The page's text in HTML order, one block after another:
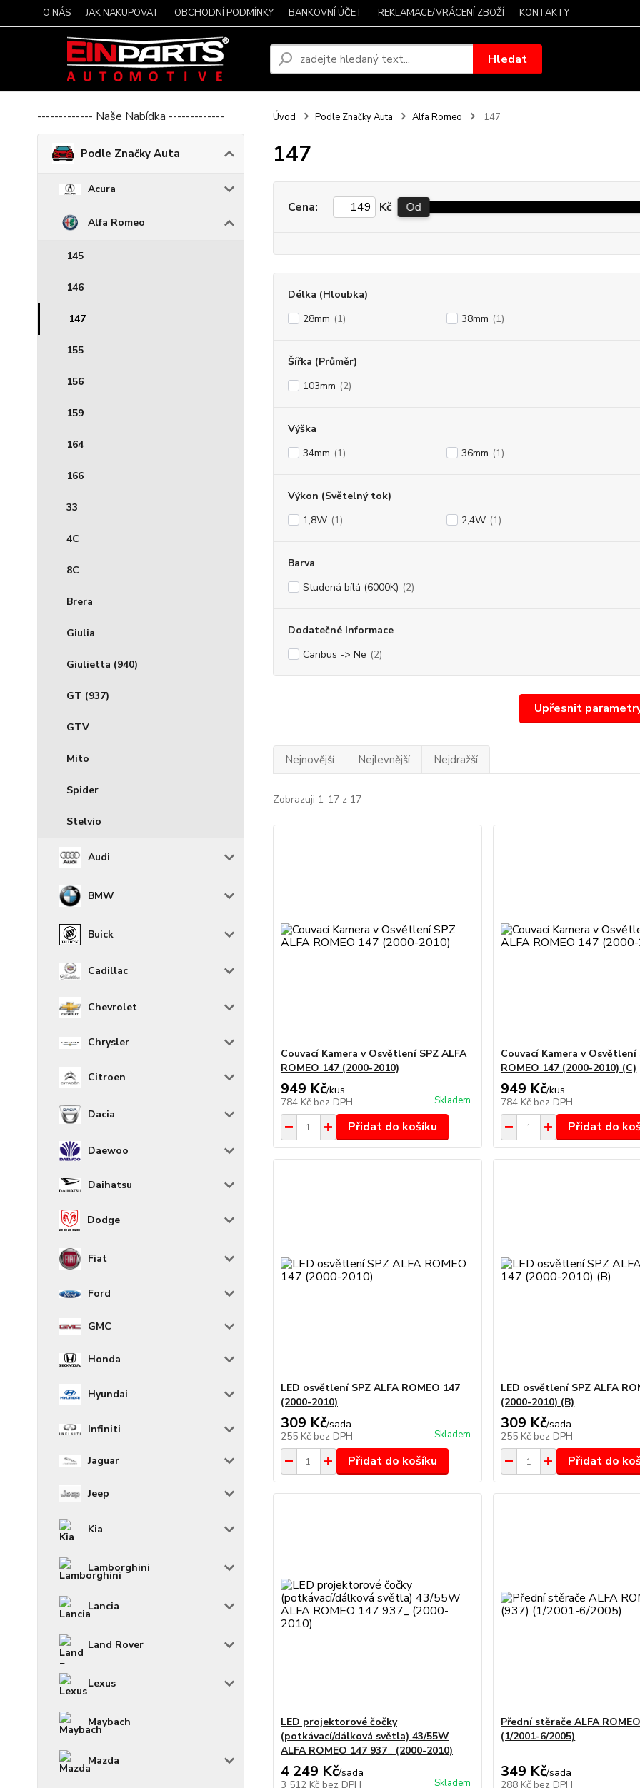
O NÁS JAK NAKUPOVAT OBCHODNÍ PODMÍNKY BANKOVNÍ ÚČET REKLAMACE/VRÁCENÍ ZBOŽÍ KONTAKTY
Hledat
------------- Naše Nabídka -------------
Podle Značky Auta
Acura
Alfa Romeo
145
146
147
155
156
159
164
166
33
4C
8C
Brera
Giulia
Giulietta (940)
GT (937)
GTV
Mito
Spider
Stelvio
Audi
BMW
Buick
Cadillac
Chevrolet
Chrysler
Citroen
Dacia
Daewoo
Daihatsu
Dodge
Fiat
Ford
GMC
Honda
Hyundai
Infiniti
Jaguar
Jeep
Kia
Lamborghini
Lancia
Land Rover
Lexus
Maybach
Mazda
Úvod Podle Značky Auta Alfa Romeo 147
147
Upřesnit
Cena: Kč Od
Délka (Hloubka)
28mm (1) 38mm (1)
Šířka (Průměr)
103mm (2)
Výška
34mm (1) 36mm (1)
Výkon (Světelný tok)
1,8W (1) 2,4W (1)
Barva
Studená bílá (6000K) (2)
Dodatečné Informace
Canbus -> Ne (2)
Nejnovější Nejlevnější Nejdražší
Zobrazuji 1-17 z 17
Couvací Kamera v Osvětlení SPZ ALFA
ROMEO 147 (2000-2010)
949 Kč/kus
784 Kč bez DPH Skladem
Přidat do košíku
Couvací Kamera v Osvětlení
ROMEO 147 (2000-2010) (C)
949 Kč/kus
784 Kč bez DPH
Přidat do
LED osvětlení SPZ ALFA ROMEO 147
(2000-2010)
309 Kč/sada
255 Kč bez DPH Skladem
Přidat do košíku
LED osvětlení SPZ ALFA
(2000-2010) (B)
309 Kč/sada
255 Kč bez DPH
Přidat do
LED projektorové čočky
(potkávací/dálková světla) 43/55W
ALFA ROMEO 147 937_ (2000-2010)
4 249 Kč/sada
3 512 Kč bez DPH Skladem
Přední stěrače ALFA
(1/2001-6/2005)
349 Kč/sada
288 Kč bez DPH